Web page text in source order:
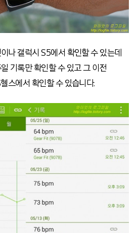
나 갤럭시 S5에서 확인할 수 있는데
기록만 확인할 수 있고 그 이전
스에서 확인할 수 있습니다.